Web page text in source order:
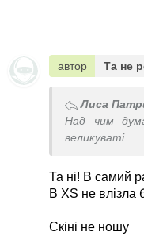
автор Та не
Лиса
Над чим
великуваті.
Та ні! В самий
В ХS не влізла
Скіні не ношу